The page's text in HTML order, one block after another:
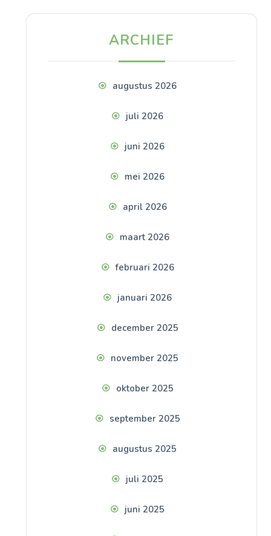
ARCHIEF
augustus 2026
juli 2026
juni 2026
mei 2026
april 2026
maart 2026
februari 2026
januari 2026
december 2025
november 2025
oktober 2025
september 2025
augustus 2025
juli 2025
juni 2025